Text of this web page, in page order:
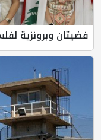
فضيتان وبرونزية